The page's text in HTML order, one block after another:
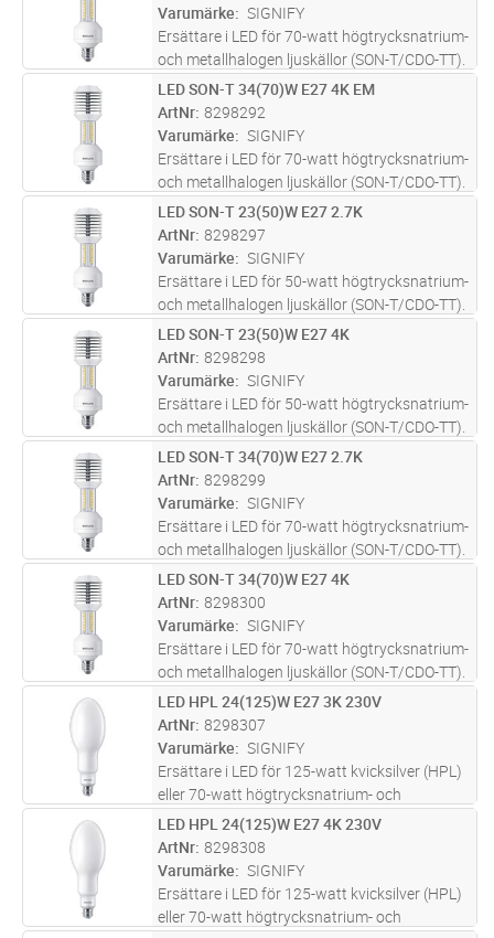
endast monteras och använd
Varumärke
SIGNIFY
Ersättare i LED för 70-watt högtrycksnatrium-
och metallhalogen ljuskällor (SON-T/CDO-TT).
Sparar upp till 55% mot traditionella
urladdningslampor. Extra varmvit 2700K.
Skall endast monteras och
ST Lägg i kundvagn
LED SON-T 34(70)W E27 4K EM
ArtNr 8298292
Varumärke
SIGNIFY
Ersättare i LED för 70-watt högtrycksnatrium-
och metallhalogen ljuskällor (SON-T/CDO-TT).
Sparar upp till 55% mot traditionella
urladdningslampor. Kallvit 4000K. Skall
endast monteras och använd
ST Lägg i kundvagn
LED SON-T 23(50)W E27 2.7K
ArtNr 8298297
Varumärke
SIGNIFY
Ersättare i LED för 50-watt högtrycksnatrium-
och metallhalogen ljuskällor (SON-T/CDO-TT).
Sparar upp till 55% mot traditionella
urladdningslampor. Extra varmvit 2700K. Kan
monteras vid direkt nä
ST Lägg i kundvagn
LED SON-T 23(50)W E27 4K
ArtNr 8298298
Varumärke
SIGNIFY
Ersättare i LED för 50-watt högtrycksnatrium-
och metallhalogen ljuskällor (SON-T/CDO-TT).
Sparar upp till 55% mot traditionella
urladdningslampor. Kallvit 4000K. Kan
monteras vid direkt nätspänni
ST Lägg i kundvagn
LED SON-T 34(70)W E27 2.7K
ArtNr 8298299
Varumärke
SIGNIFY
Ersättare i LED för 70-watt högtrycksnatrium-
och metallhalogen ljuskällor (SON-T/CDO-TT).
Sparar upp till 55% mot traditionella
urladdningslampor. Extra varmvit 2700K. Kan
monteras vid direkt nä
ST Lägg i kundvagn
LED SON-T 34(70)W E27 4K
ArtNr 8298300
Varumärke
SIGNIFY
Ersättare i LED för 70-watt högtrycksnatrium-
och metallhalogen ljuskällor (SON-T/CDO-TT).
Sparar upp till 55% mot traditionella
urladdningslampor. Kallvit 4000K. Kan
monteras vid direkt nätspänni
ST Lägg i kundvagn
LED HPL 24(125)W E27 3K 230V
ArtNr 8298307
Varumärke
SIGNIFY
Ersättare i LED för 125-watt kvicksilver (HPL)
eller 70-watt högtrycksnatrium- och
metallhalogen ljuskällor (SON/CDO). Sparar
upp till 75% mot traditionella
urladdningslampor. Varmvit 3000K. Livs
mer
ST Lägg i kundvagn
LED HPL 24(125)W E27 4K 230V
ArtNr 8298308
Varumärke
SIGNIFY
Ersättare i LED för 125-watt kvicksilver (HPL)
eller 70-watt högtrycksnatrium- och